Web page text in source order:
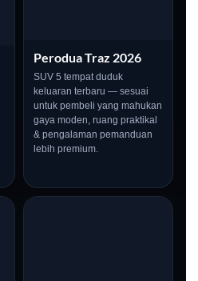
Perodua Traz 2026
SUV 5 tempat duduk
keluaran terbaru — sesuai
untuk pembeli yang mahukan
gaya moden, ruang praktikal
& pengalaman pemanduan
lebih premium.